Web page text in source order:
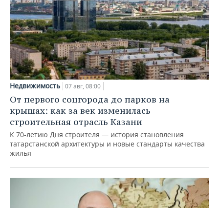
Недвижимость 07 авг, 08:00
От первого соцгорода до парков на
крышах: как за век изменилась
строительная отрасль Казани
К 70-летию Дня строителя — история становления
татарстанской архитектуры и новые стандарты качества
жилья